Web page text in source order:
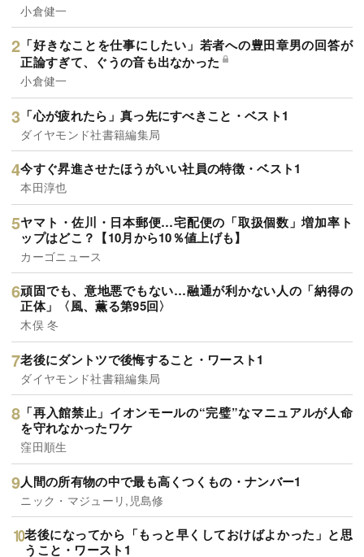
小倉健一
「好きなことを仕事にしたい」若者への豊田章男の回答が
正論すぎて、ぐうの音も出なかった
小倉健一
「心が疲れたら」真っ先にすべきこと・ベスト1
ダイヤモンド社書籍編集局
今すぐ昇進させたほうがいい社員の特徴・ベスト1
本田淳也
ヤマト・佐川・日本郵便…宅配便の「取扱個数」増加率ト
ップはどこ？【10月から10％値上げも】
カーゴニュース
頑固でも、意地悪でもない…融通が利かない人の「納得の
正体」〈風、薫る第95回〉
木俣 冬
老後にダントツで後悔すること・ワースト1
ダイヤモンド社書籍編集局
「再入館禁止」イオンモールの“完璧”なマニュアルが人命
を守れなかったワケ
窪田順生
人間の所有物の中で最も高くつくもの・ナンバー1
ニック・マジューリ,児島修
老後になってから「もっと早くしておけばよかった」と思
うこと・ワースト1